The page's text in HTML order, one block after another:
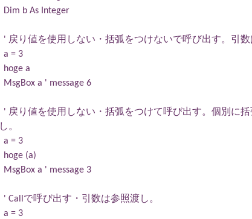
Dim b As Integer
' 戻り値を使用しない・括弧をつけないで呼び出す。引数
a = 3
hoge a
MsgBox a ' message 6
' 戻り値を使用しない・括弧をつけて呼び出す。個別に
し。
a = 3
hoge (a)
MsgBox a ' message 3
' Callで呼び出す・引数は参照渡し。
a = 3